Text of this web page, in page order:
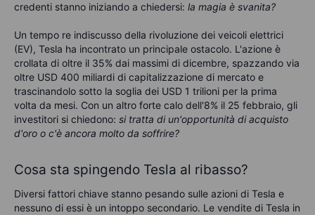
credenti stanno iniziando a chiedersi: la magia è svanita?
Un tempo re indiscusso della rivoluzione dei veicoli elettrici
(EV), Tesla ha incontrato un principale ostacolo. L'azione è
crollata di oltre il 35% dai massimi di dicembre, spazzando via
oltre USD 400 miliardi di capitalizzazione di mercato e
trascinandolo sotto la soglia dei USD 1 trilioni per la prima
volta da mesi. Con un altro forte calo dell'8% il 25 febbraio, gli
investitori si chiedono: si tratta di un'opportunità di acquisto
d'oro o c'è ancora molto da soffrire?
Cosa sta spingendo Tesla al ribasso?
Diversi fattori chiave stanno pesando sulle azioni di Tesla e
nessuno di essi è un intoppo secondario. Le vendite di Tesla in